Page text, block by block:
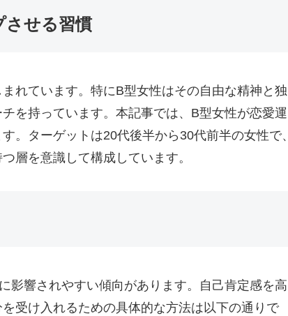
させる習慣
れています。特にB型女性はその自由な精神と独
を持っています。本記事では、B型女性が恋愛運
。ターゲットは20代後半から30代前半の女性で、
層を意識して構成しています。
影響されやすい傾向があります。自己肯定感を高
受け入れるための具体的な方法は以下の通りで